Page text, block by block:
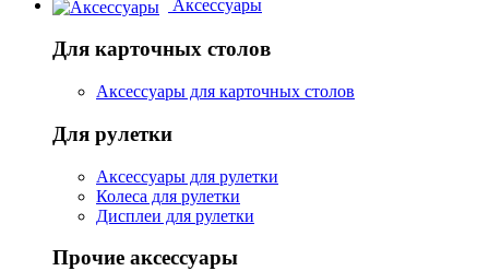
Аксессуары
Для карточных столов
Аксессуары для карточных столов
Для рулетки
Аксессуары для рулетки
Колеса для рулетки
Дисплеи для рулетки
Прочие аксессуары